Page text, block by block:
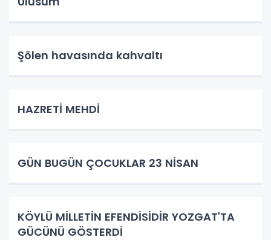
Şölen havasında kahvaltı
HAZRETİ MEHDİ
GÜN BUGÜN ÇOCUKLAR 23 NİSAN
KÖYLÜ MİLLETİN EFENDİSİDİR YOZGAT'TA
GÜCÜNÜ GÖSTERDİ